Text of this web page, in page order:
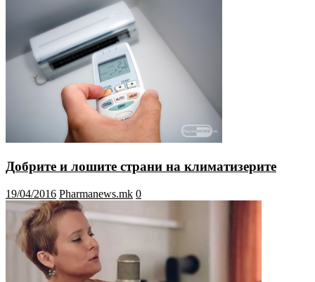
Добрите и лошите страни на климатизерите
19/04/2016 Pharmanews.mk 0